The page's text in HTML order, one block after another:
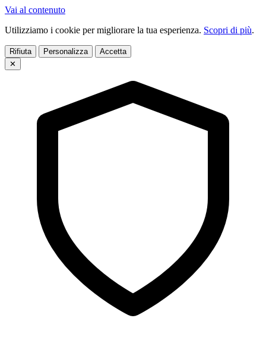
Vai al contenuto
Utilizziamo i cookie per migliorare la tua esperienza. Scopri di più.
Rifiuta Personalizza
Accetta
✕